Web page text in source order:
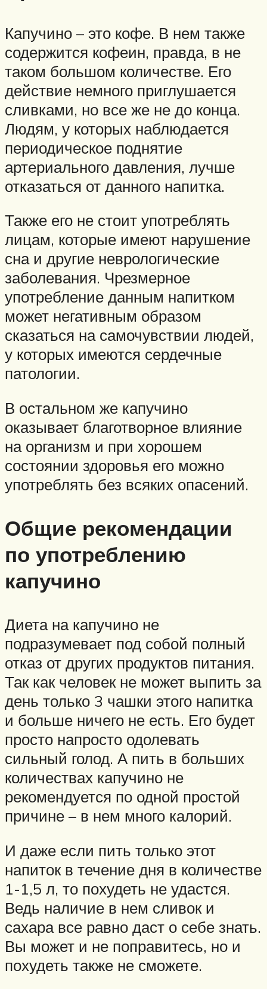
Капучино – это кофе. В нем также
содержится кофеин, правда, в не
таком большом количестве. Его
действие немного приглушается
сливками, но все же не до конца.
Людям, у которых наблюдается
периодическое поднятие
артериального давления, лучше
отказаться от данного напитка.
Также его не стоит употреблять
лицам, которые имеют нарушение
сна и другие неврологические
заболевания. Чрезмерное
употребление данным напитком
может негативным образом
сказаться на самочувствии людей,
у которых имеются сердечные
патологии.
В остальном же капучино
оказывает благотворное влияние
на организм и при хорошем
состоянии здоровья его можно
употреблять без всяких опасений.
Общие рекомендации
по употреблению
капучино
Диета на капучино не
подразумевает под собой полный
отказ от других продуктов питания.
Так как человек не может выпить за
день только 3 чашки этого напитка
и больше ничего не есть. Его будет
просто напросто одолевать
сильный голод. А пить в больших
количествах капучино не
рекомендуется по одной простой
причине – в нем много калорий.
И даже если пить только этот
напиток в течение дня в количестве
1-1,5 л, то похудеть не удастся.
Ведь наличие в нем сливок и
сахара все равно даст о себе знать.
Вы может и не поправитесь, но и
похудеть также не сможете.